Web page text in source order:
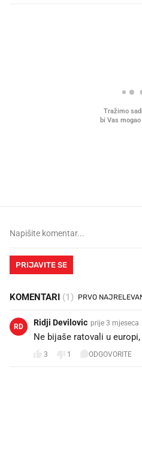
PRIJAVITE SE
KOMENTARI (1)
RD Ridji Devilovic prije 3 mjeseca
Ne bijaše ratovali u
3 1 ODGOVORITE